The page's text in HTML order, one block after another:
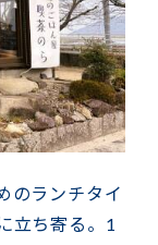
のランチタイ
立ち寄る。1